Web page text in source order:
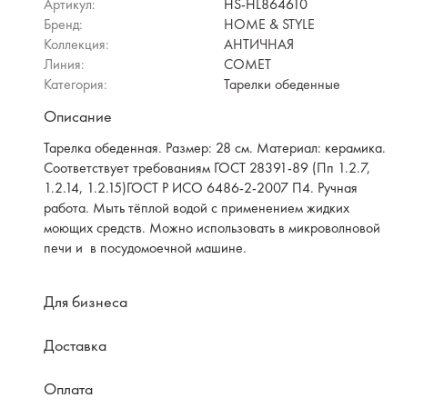
Артикул:
HS-HL864610
Бренд:
HOME & STYLE
Коллекция:
АНТИЧНАЯ
Линия:
COMET
Категория:
Тарелки обеденные
Описание
Тарелка обеденная. Размер: 28 см. Материал: керамика.
Соответствует требованиям ГОСТ 28391-89 (Пп 1.2.7,
1.2.14, 1.2.15)ГОСТ Р ИСО 6486-2-2007 П4. Ручная
работа. Мыть тёплой водой с применением жидких
моющих средств. Можно использовать в микроволновой
печи и в посудомоечной машине.
Для бизнеса
Доставка
Оплата